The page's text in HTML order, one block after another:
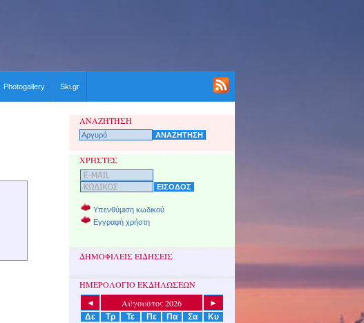
Photogallery Ski.gr
ΑΝΑΖΗΤΗΣΗ
ΧΡΗΣΤΕΣ
Υπενθύμιση κωδικού
Εγγραφή χρήστη
ΔΗΜΟΦΙΛΕΙΣ ΕΙΔΗΣΕΙΣ
ΗΜΕΡΟΛΟΓΙΟ ΕΚΔΗΛΩΣΕΩΝ
◄ Αύγουστος 2026
►
Δε
Τρ Τε Πε Πα Σα Κυ